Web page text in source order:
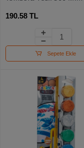
190.58 TL
Sepete Ekle